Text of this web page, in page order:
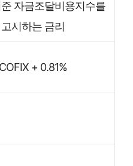
자금조달비용지수를
시하는 금리
+ 0.81%